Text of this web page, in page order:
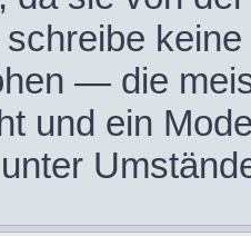
— die
und ein